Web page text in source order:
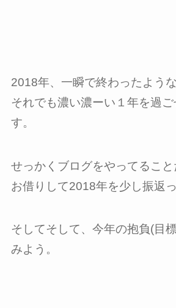
2018年、一瞬で終わったよう
それでも濃い濃ーい１年を過ご
す。
せっかくブログをやってるこ
お借りして2018年を少し振返
そしてそして、今年の抱負(目
みよう。